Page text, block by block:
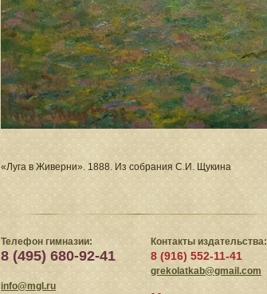
«Луга в Живерни». 1888. Из собрания С.И. Щукина
Телефон гимназии:
8 (495) 680-92-41
info@mgl.ru
Контакты издательства:
8 (916) 552-11-41
grekolatkab@gmail.com